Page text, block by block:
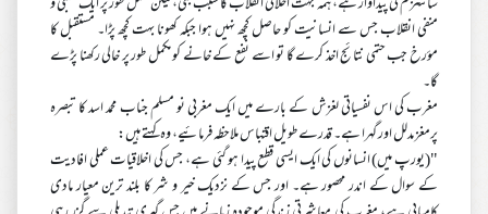
منفی انقلاب جس سے انسانیت کو حاصل کچھ نہیں ہوا جبکہ کھونا بہت کچھ پڑا۔ مستقبل کا
مؤرخ جب حتمی نتائج اخذ کرے گا تو اسے نفع کے خانے کو مکمل طور پر خالی رکھنا پڑے
گا۔
مغرب کی اس نفسیاتی لغزش کے بارے میں ایک مغربی نو مسلم جناب محمد اسد کا تبصرہ
پرمغز مدلل اور گہرا ہے۔ قدرے طویل اقتباس ملاحظہ فرمائیے، وہ کہتے ہیں:
"(یورپ میں) انسانوں کی ایک ایسی قطع پیدا ہو گئی ہے، جس کی اخلاقیات عملی افادیت
کے سوال کے اندر محصور ہے۔ اور جس کے نزدیک خیر و شر کا بلند ترین معیار مادی